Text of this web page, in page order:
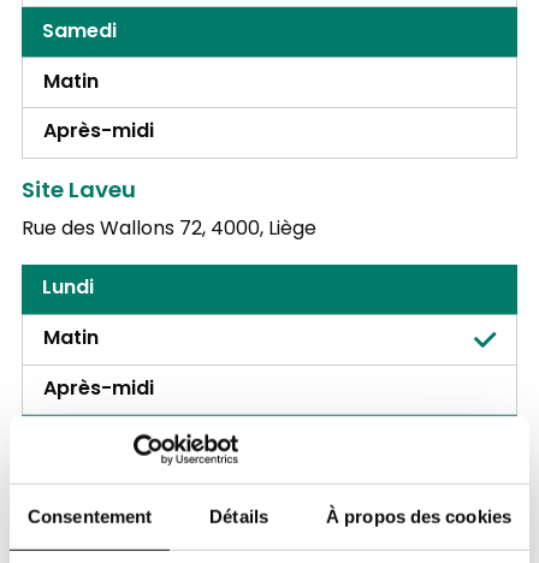
Consentement Détails À propos des cookies
Samedi
Matin
Après-midi
Site Laveu
Rue des Wallons 72,4000, Liège
Lundi
Matin
Après-midi
Matin
Après-midi